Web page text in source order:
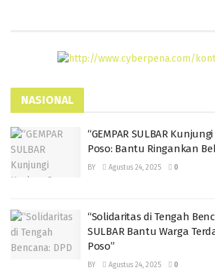
NASIONAL
“GEMPAR SULBAR
Poso: Bantu Ringankan
BY Agustus 24, 2025 0
“Solidaritas di Tengah
SULBAR Bantu Warga
Poso”
BY Agustus 24, 2025 0